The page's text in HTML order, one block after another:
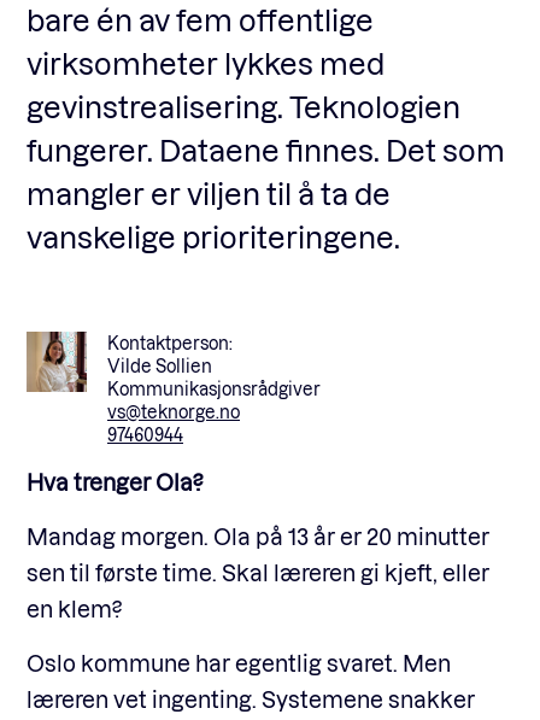
Rapporter
bare én av fem offentlige
virksomheter lykkes med
gevinstrealisering. Teknologien
fungerer. Dataene finnes. Det som
mangler er viljen til å ta de
vanskelige prioriteringene.
Kontaktperson:
Vilde Sollien
Kommunikasjonsrådgiver
vs@teknorge.no
97460944
Hva trenger Ola?
Mandag morgen. Ola på 13 år er 20 minutter
sen til første time. Skal læreren gi kjeft, eller
en klem?
Oslo kommune har egentlig svaret. Men
læreren vet ingenting. Systemene snakker